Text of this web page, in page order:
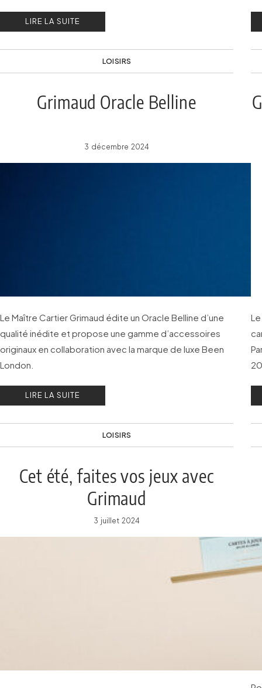
LIRE LA SUITE
LOISIRS
Grimaud Oracle Belline
3 décembre 2024
Le Maître Cartier Grimaud édite un Oracle Belline d’une
qualité inédite et propose une gamme d’accessoires
originaux en collaboration avec la marque de luxe Been
London.
LIRE LA SUITE
LOISIRS
Cet été, faites vos jeux avec
Grimaud
3 juillet 2024